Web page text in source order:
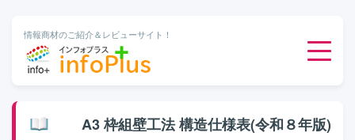
情報商材のご紹介＆レビューサイト！
A3 枠組壁工法 構造仕様表(令和８年版)